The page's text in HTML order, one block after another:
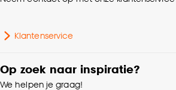
Klantenservice
Op zoek naar inspiratie?
We helpen je graag!